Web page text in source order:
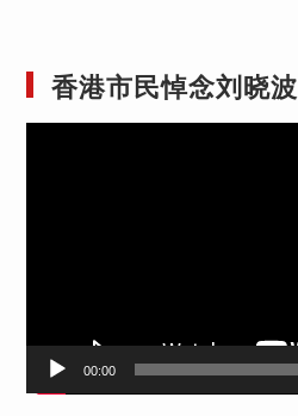
香港市民悼念刘晓波
00:00